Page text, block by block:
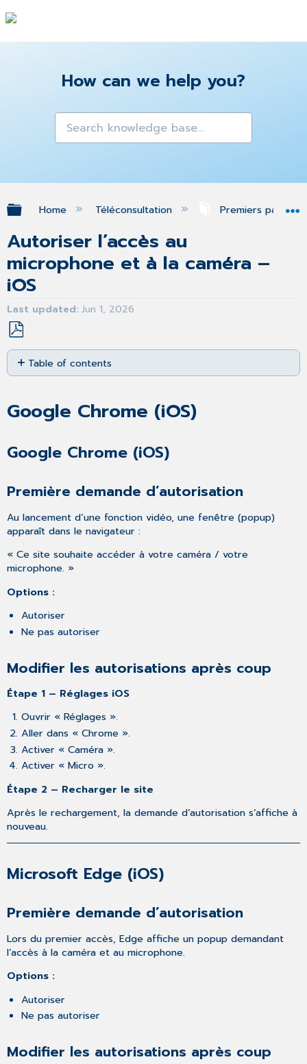
How can we help you?
Expand/collapse global hierarchy
Home Téléconsultation Premiers pas
Autoriser l’accès au
microphone et à la caméra –
iOS
Last updated Jun 1, 2026
Save
as
PDF
Table of contents
(iOS)
(iOS)
demande
Modifier
les
après
coup
Microsoft
(iOS)
Première
d’autorisation
les
après
coup
Safari
(iOS)
Première
demande
d’autorisation
les
après
coup
Google Chrome (iOS)
Google Chrome (iOS)
Première demande d’autorisation
Au lancement d’une fonction vidéo, une fenêtre (popup)
apparaît dans le navigateur :
« Ce site souhaite accéder à votre caméra / votre
microphone. »
Options :
Autoriser
Ne pas autoriser
Modifier les autorisations après coup
Étape 1 – Réglages iOS
Ouvrir « Réglages ».
Aller dans « Chrome ».
Activer « Caméra ».
Activer « Micro ».
Étape 2 – Recharger le site
Après le rechargement, la demande d’autorisation s’affiche à
nouveau.
Microsoft Edge (iOS)
Première demande d’autorisation
Lors du premier accès, Edge affiche un popup demandant
l’accès à la caméra et au microphone.
Options :
Autoriser
Ne pas autoriser
Modifier les autorisations après coup